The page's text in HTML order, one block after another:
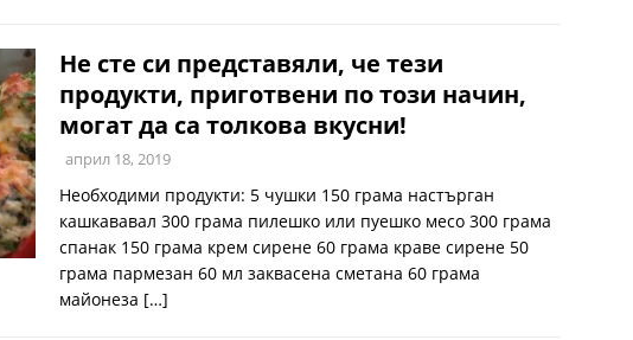
Не сте си представяли, че тези
продукти, приготвени по този начин,
могат да са толкова вкусни!
април 18, 2019
Необходими продукти: 5 чушки 150 грама настърган
кашкававал 300 грама пилешко или пуешко месо 300 грама
спанак 150 грама крем сирене 60 грама краве сирене 50
грама пармезан 60 мл заквасена сметана 60 грама
майонеза […]